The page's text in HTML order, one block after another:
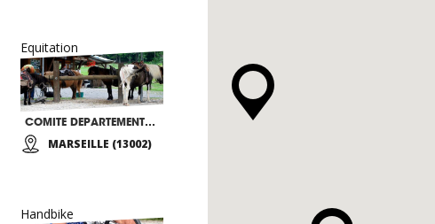
Equitation
COMITE DEPARTEMENTAL HANDISPORT DES BDR 13
MARSEILLE (13002)
Handbike